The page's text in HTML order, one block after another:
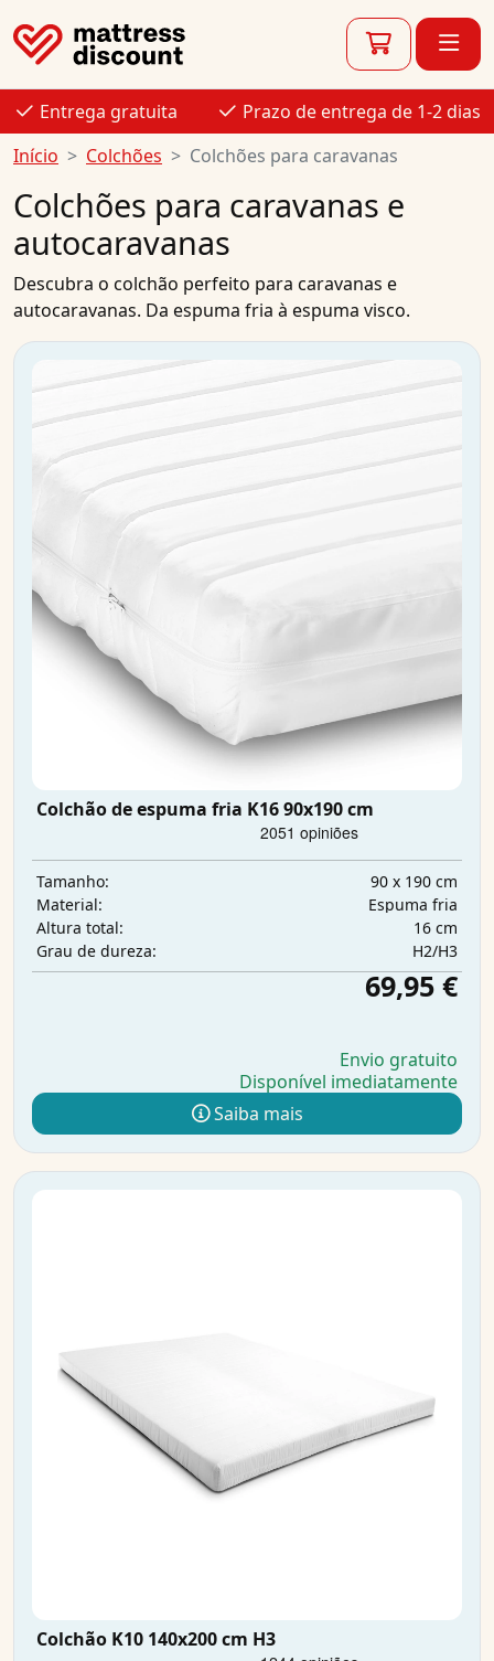
Entrega gratuita
Prazo de entrega de 1-2 dias
Início
Colchões Colchões para caravanas
Colchões para caravanas e
autocaravanas
Descubra o colchão perfeito para caravanas e
autocaravanas. Da espuma fria à espuma visco.
Colchão de espuma fria K16 90x190 cm
Tamanho:
90 x 190 cm
Material:
Espuma fria
Altura total:
16 cm
Grau de dureza:
H2/H3
69,95 €
Envio gratuito
Disponível imediatamente
Saiba mais
Colchão K10 140x200 cm H3